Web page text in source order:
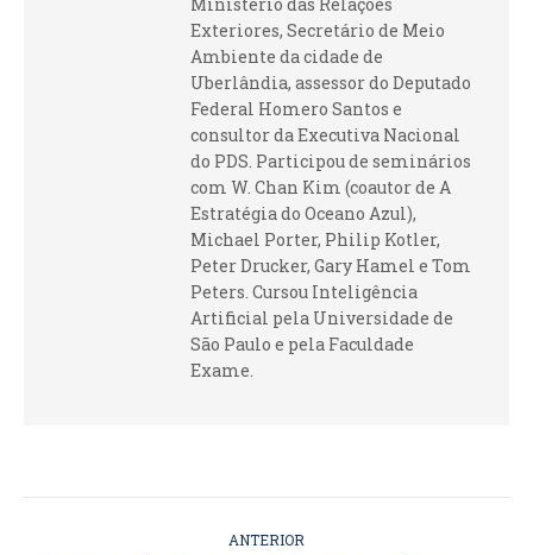
Exteriores, Secretário de Meio
Ambiente da cidade de
Uberlândia, assessor do Deputado
Federal Homero Santos e
consultor da Executiva Nacional
do PDS. Participou de seminários
com W. Chan Kim (coautor de A
Estratégia do Oceano Azul),
Michael Porter, Philip Kotler,
Peter Drucker, Gary Hamel e Tom
Peters. Cursou Inteligência
Artificial pela Universidade de
São Paulo e pela Faculdade
Exame.
ANTERIOR